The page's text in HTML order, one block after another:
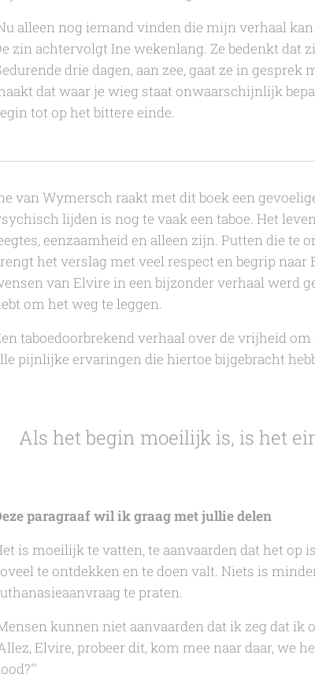
alleen nog iemand vinden die mijn verhaal
zin achtervolgt Ine wekenlang. Ze bedenkt dat
drie dagen, aan zee, gaat ze in
dat waar je wieg staat onwaarschijnlijk
tot op het bittere einde.
van Wymersch raakt met dit boek een
lijden is nog te vaak een taboe. Het
eenzaamheid en alleen zijn. Putten die te
het verslag met veel respect en begrip
van Elvire in een bijzonder verhaal werd
om het weg te leggen.
taboedoorbrekend verhaal over de vrijheid
pijnlijke ervaringen die hiertoe bijgebracht
Als het begin moeilijk is, is het
paragraaf wil ik graag met jullie delen
is moeilijk te vatten, te aanvaarden dat het op
te ontdekken en te doen valt. Niets is
te praten.
kunnen niet aanvaarden dat ik zeg dat ik
Elvire, probeer dit, kom mee naar daar, we